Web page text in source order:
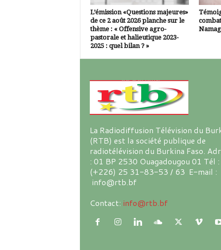
L’émission «Questions majeures»
de ce 2 août 2026 planche sur le
thème : « Offensive agro-
pastorale et halieutique 2023-
2025 : quel bilan ? »
La Radiodiffusion Télévision du
(RTB) est la société publique de
radiotélévision du Burkina Faso.
: 01 BP 2530 Ouagadougou 01 Tél :
(+226) 25 31-83-53 / 63 E-mail :
info@rtb.bf
Contact: info@rtb.bf